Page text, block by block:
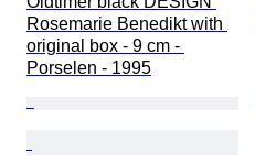
Rosemarie Benedikt with
original box - 9 cm -
Porselen - 1995